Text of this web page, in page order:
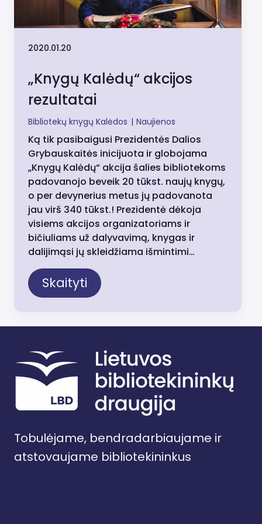
2020.01.20
„Knygų Kalėdų“ akcijos
rezultatai
Bibliotekų knygų Kalėdos | Naujienos
Ką tik pasibaigusi Prezidentės Dalios
Grybauskaitės inicijuota ir globojama
„Knygų Kalėdų“ akcija šalies bibliotekoms
padovanojo beveik 20 tūkst. naujų knygų,
o per devynerius metus jų padovanota
jau virš 340 tūkst.! Prezidentė dėkoja
visiems akcijos organizatoriams ir
bičiuliams už dalyvavimą, knygas ir
dalijimąsi jų skleidžiama išmintimi…
Skaityti
Tobulėjame, bendradarbiaujame ir
atstovaujame bibliotekininkus